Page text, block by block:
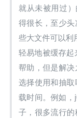
就从未被用过
得很长，至少
些大文件可以利
轻易地被缓存起
帮助，但是解
选择使用和抽
载时间。例如，
子，很多流行